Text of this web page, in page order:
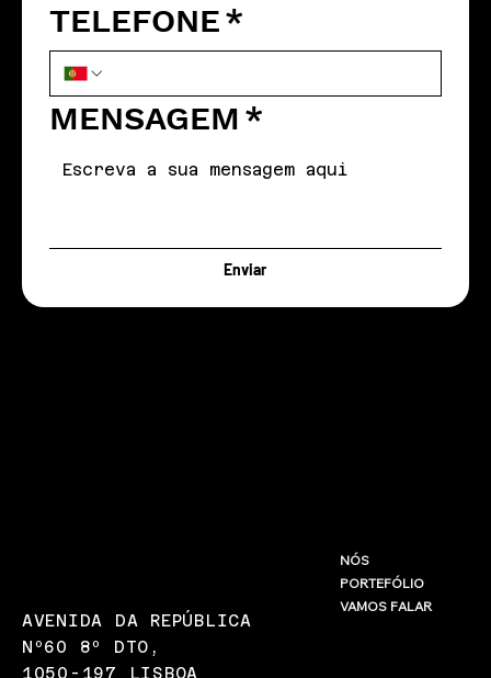
AVENIDA DA REPÚBLICA
Nº60 8º DTO,
1050-197 LISBOA
NÓS
PORTEFÓLIO
VAMOS FALAR
TELEFONE*
MENSAGEM *
Enviar